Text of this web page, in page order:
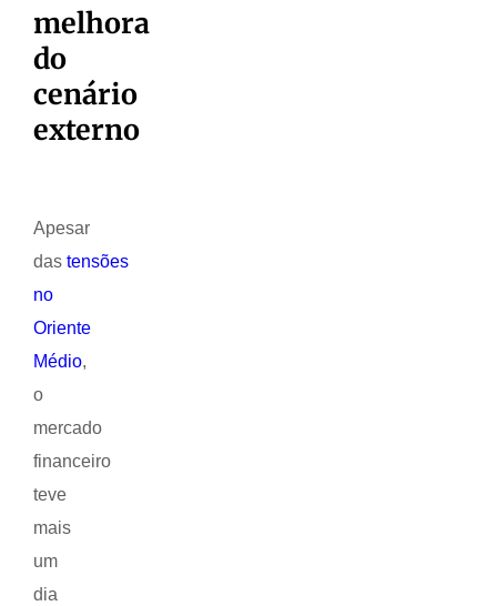
melhora
do
cenário
externo
Apesar
das tensões
no
Oriente
Médio,
o
mercado
financeiro
teve
mais
um
dia